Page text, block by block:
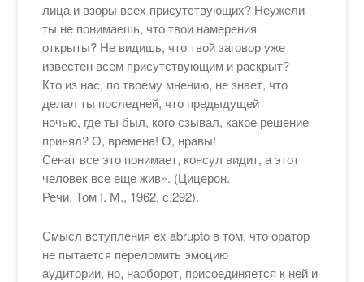
лица и взоры всех присутствующих? Неужели
ты не понимаешь, что твои намерения
открыты? Не видишь, что твой заговор уже
известен всем присутствующим и раскрыт?
Кто из нас, по твоему мнению, не знает, что
делал ты последней, что предыдущей
ночью, где ты был, кого сзывал, какое решение
принял? О, времена! О, нравы!
Сенат все это понимает, консул видит, а этот
человек все еще жив». (Цицерон.
Речи. Том I. М., 1962, с.292).
Смысл вступления ex abrupto в том, что оратор
не пытается переломить эмоцию
аудитории, но, наоборот, присоединяется к ней и